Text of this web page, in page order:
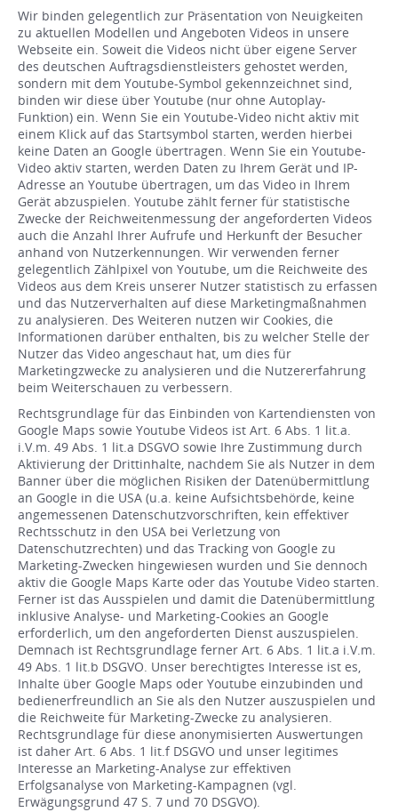
Wir binden gelegentlich zur Präsentation von Neuigkeiten
zu aktuellen Modellen und Angeboten Videos in unsere
Webseite ein. Soweit die Videos nicht über eigene Server
des deutschen Auftragsdienstleisters gehostet werden,
sondern mit dem Youtube-Symbol gekennzeichnet sind,
binden wir diese über Youtube (nur ohne Autoplay-
Funktion) ein. Wenn Sie ein Youtube-Video nicht aktiv mit
einem Klick auf das Startsymbol starten, werden hierbei
keine Daten an Google übertragen. Wenn Sie ein Youtube-
Video aktiv starten, werden Daten zu Ihrem Gerät und IP-
Adresse an Youtube übertragen, um das Video in Ihrem
Gerät abzuspielen. Youtube zählt ferner für statistische
Zwecke der Reichweitenmessung der angeforderten Videos
auch die Anzahl Ihrer Aufrufe und Herkunft der Besucher
anhand von Nutzerkennungen. Wir verwenden ferner
gelegentlich Zählpixel von Youtube, um die Reichweite des
Videos aus dem Kreis unserer Nutzer statistisch zu erfassen
und das Nutzerverhalten auf diese Marketingmaßnahmen
zu analysieren. Des Weiteren nutzen wir Cookies, die
Informationen darüber enthalten, bis zu welcher Stelle der
Nutzer das Video angeschaut hat, um dies für
Marketingzwecke zu analysieren und die Nutzererfahrung
beim Weiterschauen zu verbessern.
Rechtsgrundlage für das Einbinden von Kartendiensten von
Google Maps sowie Youtube Videos ist Art. 6 Abs. 1 lit.a.
i.V.m. 49 Abs. 1 lit.a DSGVO sowie Ihre Zustimmung durch
Aktivierung der Drittinhalte, nachdem Sie als Nutzer in dem
Banner über die möglichen Risiken der Datenübermittlung
an Google in die USA (u.a. keine Aufsichtsbehörde, keine
angemessenen Datenschutzvorschriften, kein effektiver
Rechtsschutz in den USA bei Verletzung von
Datenschutzrechten) und das Tracking von Google zu
Marketing-Zwecken hingewiesen wurden und Sie dennoch
aktiv die Google Maps Karte oder das Youtube Video starten.
Ferner ist das Ausspielen und damit die Datenübermittlung
inklusive Analyse- und Marketing-Cookies an Google
erforderlich, um den angeforderten Dienst auszuspielen.
Demnach ist Rechtsgrundlage ferner Art. 6 Abs. 1 lit.a i.V.m.
49 Abs. 1 lit.b DSGVO. Unser berechtigtes Interesse ist es,
Inhalte über Google Maps oder Youtube einzubinden und
bedienerfreundlich an Sie als den Nutzer auszuspielen und
die Reichweite für Marketing-Zwecke zu analysieren.
Rechtsgrundlage für diese anonymisierten Auswertungen
ist daher Art. 6 Abs. 1 lit.f DSGVO und unser legitimes
Interesse an Marketing-Analyse zur effektiven
Erfolgsanalyse von Marketing-Kampagnen (vgl.
Erwägungsgrund 47 S. 7 und 70 DSGVO).